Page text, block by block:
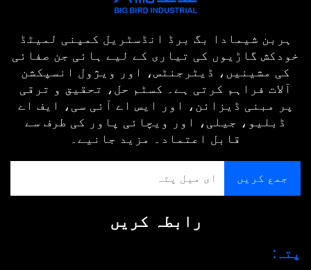
ہربن شیمادا بگ برڈ انڈسٹریل کمپنی لمیٹڈ
خودکش گاڑیوں کی تیاری کے لیے ہائی جن صفائی
کی مشینیں، ڈیٹرجنٹس، اور ویژول انسپکشن
آلات فراہم کرتی ہے۔ کسٹم حل، تحقیق و ترقی
پر مبنی ڈیزائن، اور ایس اے آئی سی، ایف اے
ڈبلیو، جیلی، اور ویچائی پاور کی طرف سے
قابل اعتماد۔ مزید جانیے۔
رابطہ کریں
پتہ: